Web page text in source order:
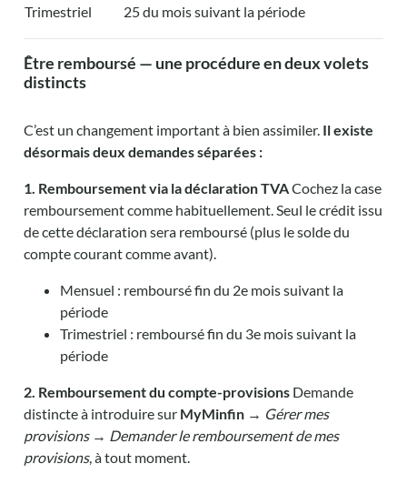
Trimestriel
25 du mois suivant la période
Être remboursé — une procédure en deux volets
distincts
C’est un changement important à bien assimiler. Il existe
désormais deux demandes séparées :
1. Remboursement via la déclaration TVACochez la case
remboursement comme habituellement. Seul le crédit issu
de cette déclaration sera remboursé (plus le solde du
compte courant comme avant).
Mensuel : remboursé fin du 2e mois suivant la
période
Trimestriel : remboursé fin du 3e mois suivant la
période
2. Remboursement du compte-provisions Demande
distincte à introduire sur MyMinfin → Gérer mes
provisions→ Demander le remboursement de mes
provisions, à tout moment.